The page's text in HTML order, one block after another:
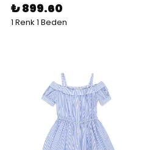
₺ 899.60
1 Renk 1 Beden